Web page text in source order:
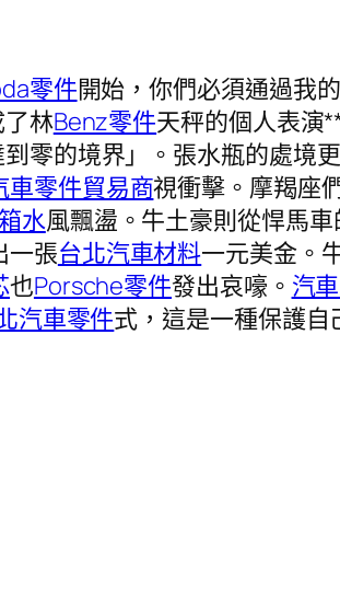
零件開始，你們必須通過我
林Benz零件天秤的個人表演
零的境界」。張水瓶的處境
車零件貿易商視衝擊。摩羯座
水風飄盪。牛土豪則從悍馬
一張台北汽車材料一元美金。
也Porsche零件發出哀嚎。 汽
汽車零件式，這是一種保護自